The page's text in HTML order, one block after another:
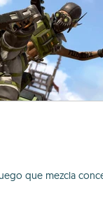
que mezcla